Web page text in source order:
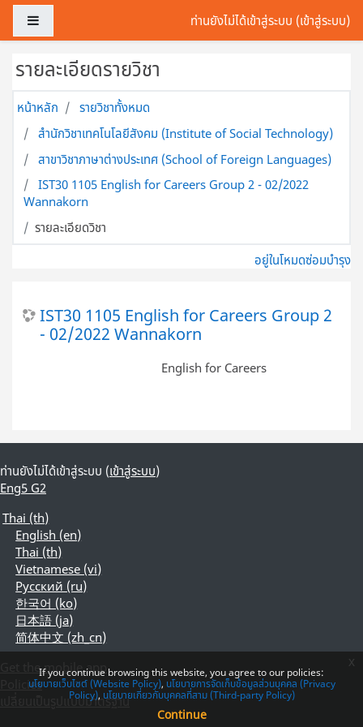
ข้ามไปที่เนื้อหาหลัก
ท่านยังไม่ได้เข้าสู่ระบบ (เข้าสู่ระบบ)
รายละเอียดรายวิชา
หน้าหลัก
รายวิชาทั้งหมด
สำนักวิชาเทคโนโลยีสังคม (Institute of Social Technology)
สาขาวิชาภาษาต่างประเทศ (School of Foreign Languages)
IST30 1105 English for Careers Group 2 - 02/2022
Wannakorn
รายละเอียดวิชา
อยู่ในโหมดซ่อมบำรุง
IST30 1105 English for Careers Group 2
- 02/2022 Wannakorn
English for Careers
ท่านยังไม่ได้เข้าสู่ระบบ (เข้าสู่ระบบ)
Eng5 G2
Thai ‎(th)‎
English ‎(en)‎
Thai ‎(th)‎
Vietnamese ‎(vi)‎
Русский ‎(ru)‎
한국어 ‎(ko)‎
日本語 ‎(ja)‎
简体中文 ‎(zh_cn)‎
Get the mobile app
Policies
เปลี่ยนเป็นรูปแบบมาตรฐาน
If you continue browsing this website, you agree to our policies:
นโยบายเว็บไซต์ (Website Policy) นโยบายการจัดเก็บข้อมูลส่วนบุคคล (Privacy
Policy) นโยบายเกี่ยวกับบุคคลที่สาม (Third-party Policy)
Continue
x